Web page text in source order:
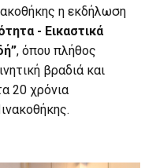
η εκδήλωση
- Εικαστικά
, όπου πλήθος
βραδιά και
20 χρόνια